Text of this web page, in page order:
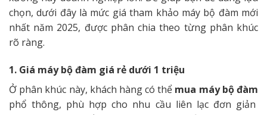
chọn, dưới đây là mức giá tham khảo máy bộ đàm mới
nhất năm 2025, được phân chia theo từng phân khúc
rõ ràng.
1. Giá máy bộ đàm giá rẻ dưới 1 triệu
Ở phân khúc này, khách hàng có thể mua máy bộ đàm
phổ thông, phù hợp cho nhu cầu liên lạc đơn giản